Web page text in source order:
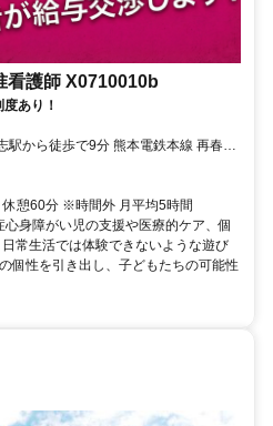
看護師 X0710010b
あり！
線 熊本高専前駅から徒歩で13分
憩60分 ※時間外 月平均5時間
身障がい児の支援や医療的ケア、個
常生活では体験できないような遊び
個性を引き出し、子どもたちの可能性